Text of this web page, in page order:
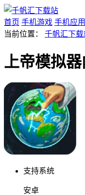
首页 手机游戏 手机应用
当前位置： 千帆汇下载
上帝模拟
支持系统
安卓